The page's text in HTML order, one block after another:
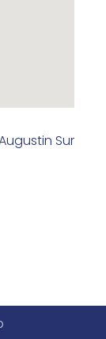
Sur